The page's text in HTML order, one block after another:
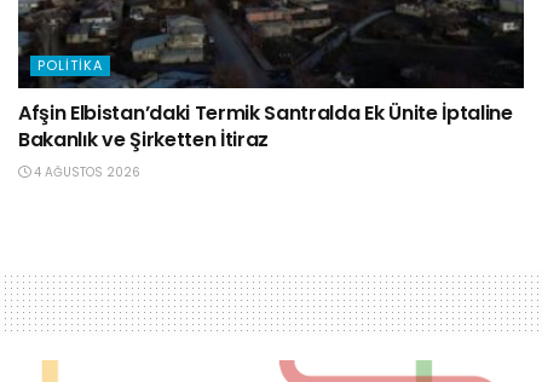
POLITIKA
Afşin Elbistan’daki Termik Santralda Ek Ünite İptaline
Bakanlık ve Şirketten İtiraz
4 AĞUSTOS 2026